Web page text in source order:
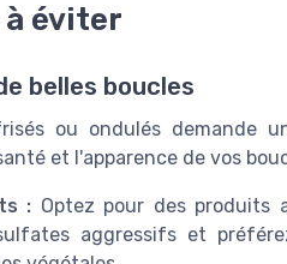
éviter
belles boucles
ou ondulés demande
et l'apparence de vos
: Optez pour des produits
aggressifs et